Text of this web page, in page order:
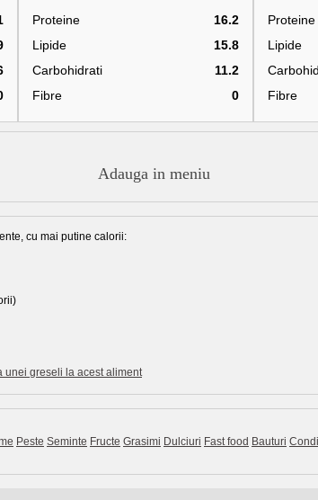
Proteine
16.2
Lipide
15.8
Carbohidrati
11.2
Fibre
0
Proteine
Lipide
Fibre
Adauga in meniu
cu mai putine calorii:
unei greseli la acest aliment
Peste Seminte Fructe Grasimi Dulciuri Fast food Bauturi